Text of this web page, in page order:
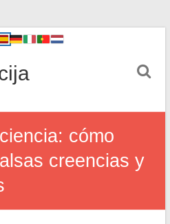
cómo
creencias y